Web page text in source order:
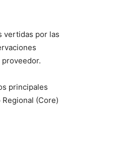
vertidas por las
principales
(Core)